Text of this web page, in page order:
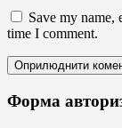
Save my name,
time I comment.
Форма